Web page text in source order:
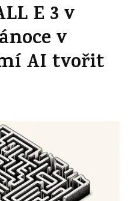
E 3 v
v
AI tvořit